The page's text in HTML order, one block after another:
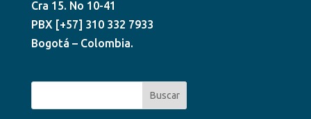
Cra 15. No 10-41
PBX [+57] 310 332 7933
Bogotá – Colombia.